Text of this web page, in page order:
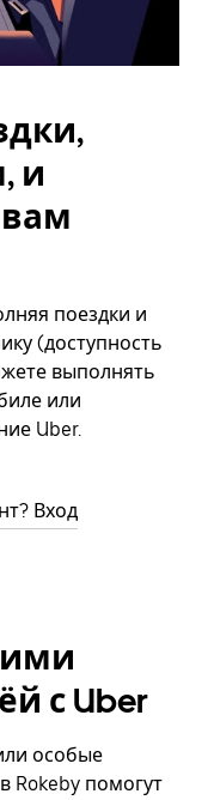
и
вам
поездки и
(доступность
выполнять
или
Uber.
Вход
с Uber
особые
Rokeby помогут